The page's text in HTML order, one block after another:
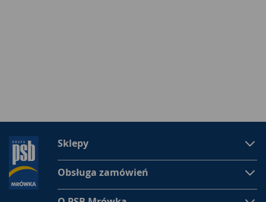
Sklepy
Obsługa zamówień